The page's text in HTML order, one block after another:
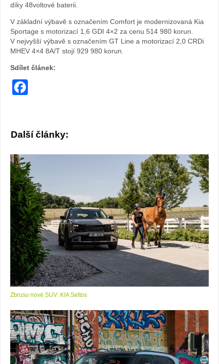
díky 48voltové baterii.
V základní výbavě s označením Comfort je modernizovaná Kia
Sportage s motorizací 1,6 GDI 4×2 za cenu 514 980 korun.
V nejvyšší výbavě s označením GT Line a motorizací 2,0 CRDi
MHEV 4×4 8A/T stojí 929 980 korun.
Sdílet článek:
Další články:
Zbrusu nové SUV: KIA Seltos